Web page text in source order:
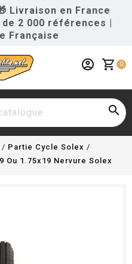
Livraison en France
de 2 000 références |
Française
shopping_cart 0
account_circle

Partie Cycle Solex
Ou 1.75x19 Nervure Solex